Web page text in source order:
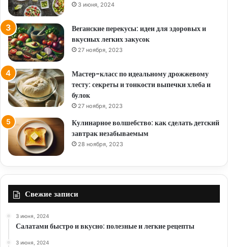
3 июня, 2024
Веганские перекусы: идеи для здоровых и
вкусных легких закусок
27 ноября, 2023
Мастер-класс по идеальному дрожжевому
тесту: секреты и тонкости выпечки хлеба и
булок
27 ноября, 2023
Кулинарное волшебство: как сделать детский
завтрак незабываемым
28 ноября, 2023
Свежие записи
3 июня, 2024
Салатами быстро и вкусно: полезные и легкие рецепты
3 июня, 2024